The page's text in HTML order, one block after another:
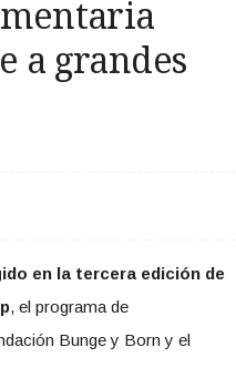
a grandes
en la tercera edición de
, el programa de
Bunge y Born y el